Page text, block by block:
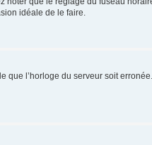
idéale de le faire.
que l’horloge du serveur soit erronée.